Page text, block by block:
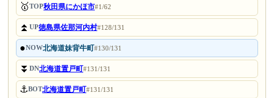
🥇TOP秋田県にかほ市#1/62
⏫UP徳島県佐那河内村#128/131
●NOW北海道妹背牛町#130/131
⏬DN北海道置戸町#131/131
⚓BOT北海道置戸町#131/131